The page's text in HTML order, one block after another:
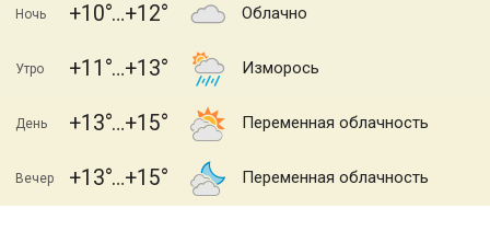
Ночь +10 +12 Облачно
Утро +11 +13 Изморось
День +13 +15 Переменная облачность
Вечер +13 +15 Переменная облачность